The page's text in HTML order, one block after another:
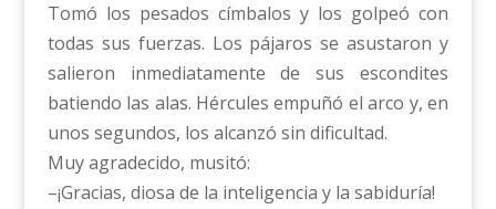
Tomó los pesados címbalos y los golpeó con
todas sus fuerzas. Los pájaros se asustaron y
salieron inmediatamente de sus escondites
batiendo las alas. Hércules empuñó el arco y, en
unos segundos, los alcanzó sin dificultad.
Muy agradecido, musitó:
–¡Gracias, diosa de la inteligencia y la sabiduría!